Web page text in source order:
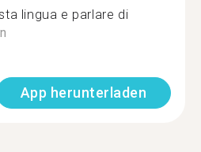
lingua e parlare di
App herunterladen